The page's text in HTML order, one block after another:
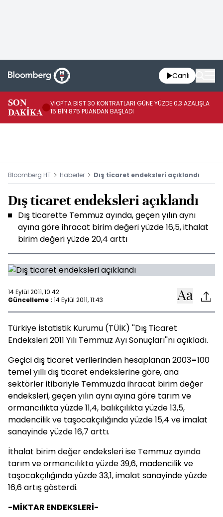
Canlı
SON
DAKİKA
VİOP'TA BIST 30 KONTRATLARI GÜNE YÜZDE 0,3 AZALIŞLA
15 BİN 875 PUANDAN BAŞLADI
Bloomberg HT Haberler Dış ticaret endeksleri açıklandı
Dış ticaret endeksleri açıklandı
Dış ticarette Temmuz ayında, geçen yılın aynı
ayına göre ihracat birim değeri yüzde 16,5, ithalat
birim değeri yüzde 20,4 arttı
14 Eylül 2011, 10:42
Güncelleme : 14 Eylül 2011, 11:43
Türkiye İstatistik Kurumu (TÜİK) ''Dış Ticaret
Endeksleri 2011 Yılı Temmuz Ayı Sonuçları''nı açıkladı.
Geçici dış ticaret verilerinden hesaplanan 2003=100
temel yıllı dış ticaret endekslerine göre, ana
sektörler itibariyle Temmuzda ihracat birim değer
endeksleri, geçen yılın aynı ayına göre tarım ve
ormancılıkta yüzde 11,4, balıkçılıkta yüzde 13,5,
madencilik ve taşocakçılığında yüzde 15,4 ve imalat
sanayinde yüzde 16,7 arttı.
İthalat birim değer endeksleri ise Temmuz ayında
tarım ve ormancılıkta yüzde 39,6, madencilik ve
taşocakçılığında yüzde 33,1, imalat sanayinde yüzde
16,6 artış gösterdi.
-MİKTAR ENDEKSLERİ-